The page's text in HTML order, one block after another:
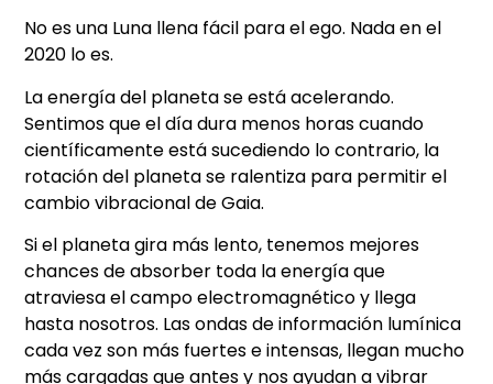
No es una Luna llena fácil para el ego. Nada en el
2020 lo es.
La energía del planeta se está acelerando.
Sentimos que el día dura menos horas cuando
científicamente está sucediendo lo contrario, la
rotación del planeta se ralentiza para permitir el
cambio vibracional de Gaia.
Si el planeta gira más lento, tenemos mejores
chances de absorber toda la energía que
atraviesa el campo electromagnético y llega
hasta nosotros. Las ondas de información lumínica
cada vez son más fuertes e intensas, llegan mucho
más cargadas que antes y nos ayudan a vibrar